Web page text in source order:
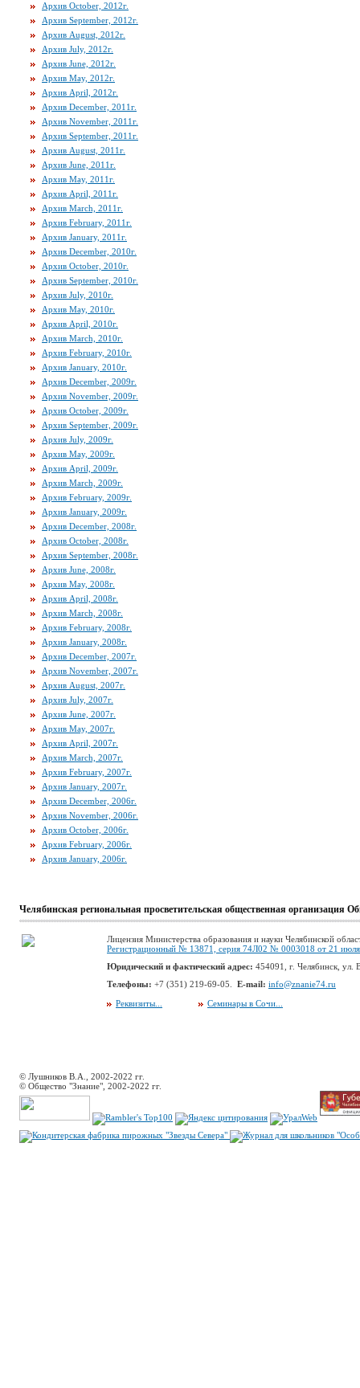
Архив October, 2012г.
Архив September, 2012г.
Архив August, 2012г.
Архив July, 2012г.
Архив June, 2012г.
Архив May, 2012г.
Архив April, 2012г.
Архив December, 2011г.
Архив November, 2011г.
Архив September, 2011г.
Архив August, 2011г.
Архив June, 2011г.
Архив May, 2011г.
Архив April, 2011г.
Архив March, 2011г.
Архив February, 2011г.
Архив January, 2011г.
Архив December, 2010г.
Архив October, 2010г.
Архив September, 2010г.
Архив July, 2010г.
Архив May, 2010г.
Архив April, 2010г.
Архив March, 2010г.
Архив February, 2010г.
Архив January, 2010г.
Архив December, 2009г.
Архив November, 2009г.
Архив October, 2009г.
Архив September, 2009г.
Архив July, 2009г.
Архив May, 2009г.
Архив April, 2009г.
Архив March, 2009г.
Архив February, 2009г.
Архив January, 2009г.
Архив December, 2008г.
Архив October, 2008г.
Архив September, 2008г.
Архив June, 2008г.
Архив May, 2008г.
Архив April, 2008г.
Архив March, 2008г.
Архив February, 2008г.
Архив January, 2008г.
Архив December, 2007г.
Архив November, 2007г.
Архив August, 2007г.
Архив July, 2007г.
Архив June, 2007г.
Архив May, 2007г.
Архив April, 2007г.
Архив March, 2007г.
Архив February, 2007г.
Архив January, 2007г.
Архив December, 2006г.
Архив November, 2006г.
Архив October, 2006г.
Архив February, 2006г.
Архив January, 2006г.
Челябинская региональная просветительская общественная организация
Лицензия Министерства образования и науки Челябинской
Регистрационный № 13871, серия 74Л02 № 0003018 от 21
Юридический и фактический адрес: 454091, г. Челябинск, ул.
Телефоны: +7 (351) 219-69-05. E-mail: info@znanie74.ru
Реквизиты...
Семинары в Сочи...
© Лушников В.А., 2002-2022 гг.
© Общество "Знание", 2002-2022 гг.